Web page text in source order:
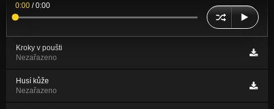
0:00 /0:00
Kroky v poušti
Nezařazeno
Husí kůže
Nezařazeno